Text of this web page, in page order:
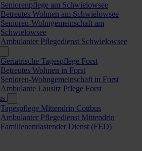
Seniorenpflege am Schwielowsee
Betreutes Wohnen am Schwielowsee
Senioren-Wohngemeinschaft am
Schwielowsee
Ambulanter Pflegedienst Schwielowsee
Geriatrische Tagespflege Forst
Betreutes Wohnen in Forst
Senioren-Wohngemeinschaft in Forst
Ambulante Lausitz Pflege Forst
Tagespflege Mittendrin Cottbus
Ambulanter Pflegedienst Mittendrin
Familienentlastender Dienst (FED)